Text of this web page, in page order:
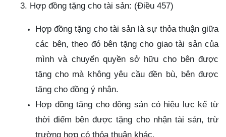
3. Hợp đồng tặng cho tài sản: (Điều 457)
Hợp đồng tặng cho tài sản là sự thỏa thuận giữa
các bên, theo đó bên tặng cho giao tài sản của
mình và chuyển quyền sở hữu cho bên được
tặng cho mà không yêu cầu đền bù, bên được
tặng cho đồng ý nhận.
Hợp đồng tặng cho động sản có hiệu lực kể từ
thời điểm bên được tặng cho nhận tài sản, trừ
trường hợp có thỏa thuận khác.